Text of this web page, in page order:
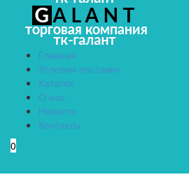
Главная
Условия поставки
Каталог
О нас
Новости
Контакты
0